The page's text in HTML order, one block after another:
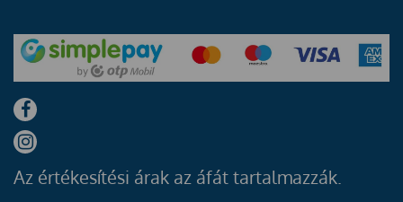
Az értékesítési árak az áfát tartalmazzák.